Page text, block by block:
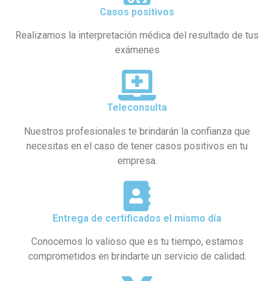
Casos positivos
Realizamos la interpretación médica del resultado de tus
exámenes
Teleconsulta
Nuestros profesionales te brindarán la confianza que
necesitas en el caso de tener casos positivos en tu
empresa.
Entrega de certificados el mismo día
Conocemos lo valioso que es tu tiempo, estamos
comprometidos en brindarte un servicio de calidad.